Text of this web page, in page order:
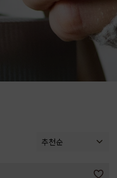
Custom Fragrance
Service
추천순